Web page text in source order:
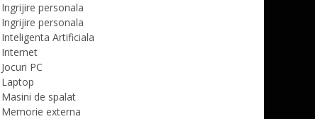
Ingrijire personala
Ingrijire personala
Inteligenta Artificiala
Internet
Jocuri PC
Laptop
Masini de spalat
Memorie externa